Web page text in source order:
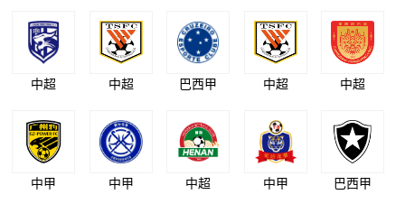
中超 中超 巴西甲 中超 中超
中甲 中甲 中超 中甲 巴西甲